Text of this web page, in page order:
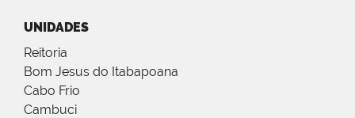
UNIDADES
Reitoria
Bom Jesus do Itabapoana
Cabo Frio
Cambuci